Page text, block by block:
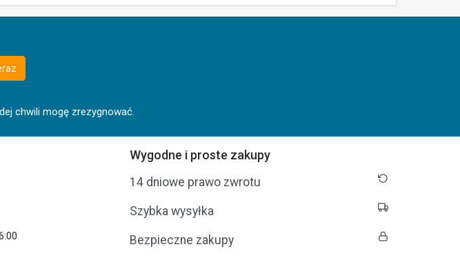
chwili mogę zrezygnować.
Wygodne i proste zakupy
14 dniowe prawo zwrotu
Szybka wysyłka
Bezpieczne zakupy